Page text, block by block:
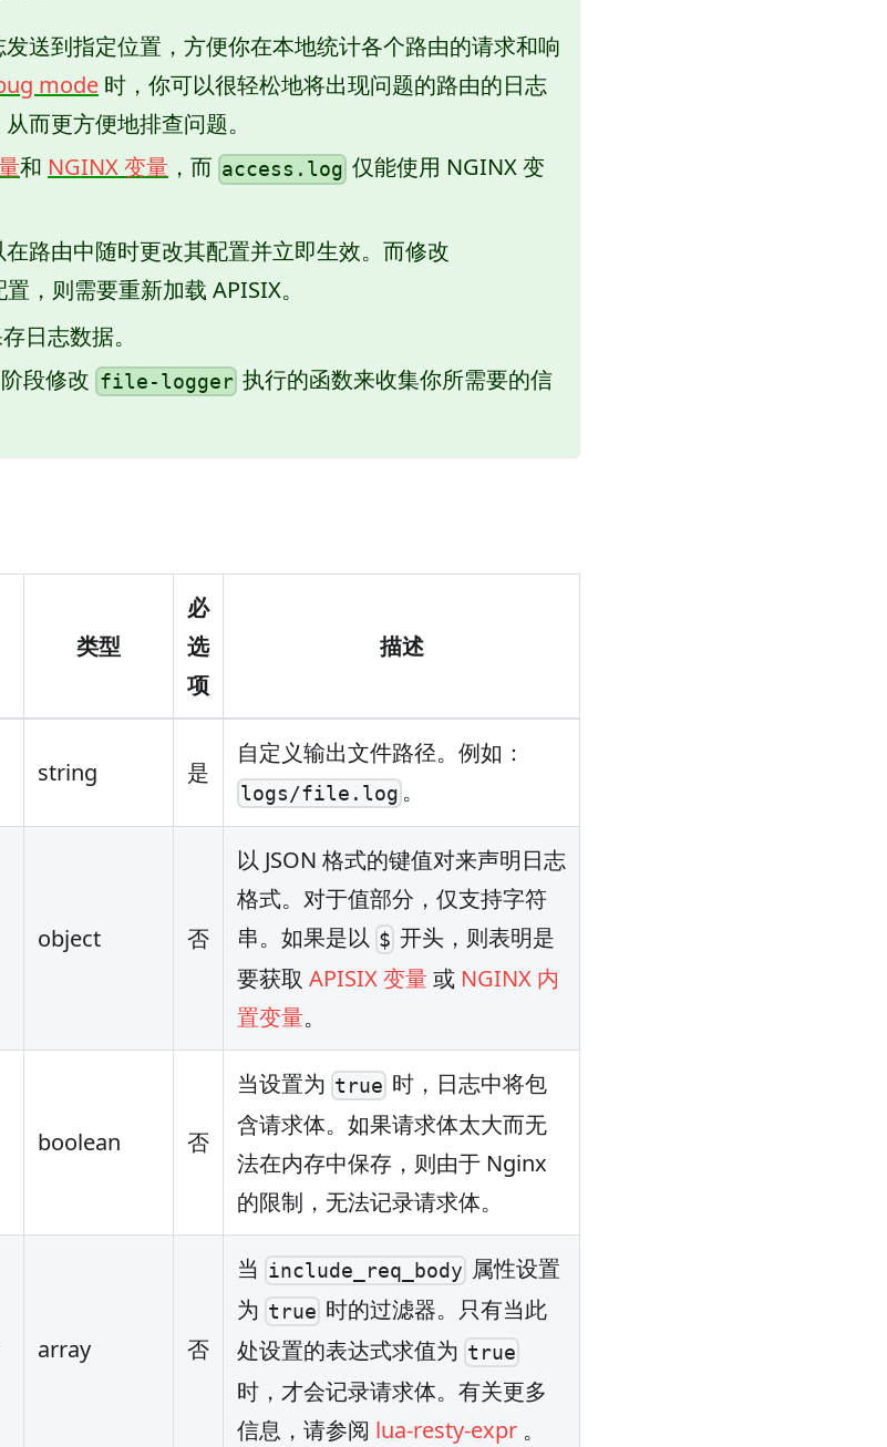
送到指定位置，方便你在本地统计各个路由的请求和响
mode 时，你可以很轻松地将出现问题的路由的日志
而更方便地排查问题。
和 NGINX 变量 ，而 access.log 仅能使用 NGINX 变
路由中随时更改其配置并立即生效。而修改
，则需要重新加载 APISIX。
日志数据。
阶段修改 file-logger执行的函数来收集你所需要的信
类型
必
选
项
描述
string 是
自定义输出文件路径。例如：
logs/file.log 。
object 否
以 JSON 格式的键值对来声明日志
格式。对于值部分，仅支持字符
串。如果是以 $ 开头，则表明是
要获取 APISIX 变量或 NGINX 内
置变量。
boolean 否
当设置为 true 时，日志中将包
含请求体。如果请求体太大而无
法在内存中保存，则由于 Nginx
的限制，无法记录请求体。
array 否
当 include_req_body 属性设置
为 true 时的过滤器。只有当此
处设置的表达式求值为 true
时，才会记录请求体。有关更多
信息，请参阅 lua-resty-expr 。